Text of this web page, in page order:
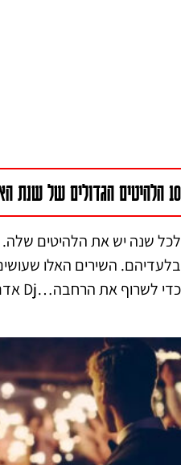
10 הלהיטים הגדולים של שנת האירועים \ חתונות 2025
לכל שנה יש את הלהיטים
בלעדיהם. השירים האלו
כדי לשרוף את הרחבה…Dj אדם לב